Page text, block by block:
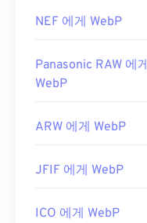
NEF 에게 WebP
Panasonic RAW 에게
WebP
ARW 에게 WebP
JFIF 에게 WebP
ICO 에게 WebP